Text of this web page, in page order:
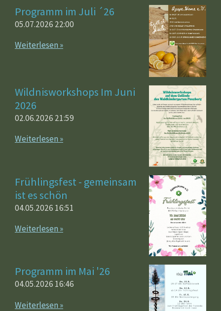
Programm im Juli ´26
05.07.2026 22:00
Weiterlesen »
Wildnisworkshops Im Juni
2026
02.06.2026 21:59
Weiterlesen »
Frühlingsfest - gemeinsam
ist es schön
04.05.2026 16:51
Weiterlesen »
Programm im Mai '26
04.05.2026 16:46
Weiterlesen »